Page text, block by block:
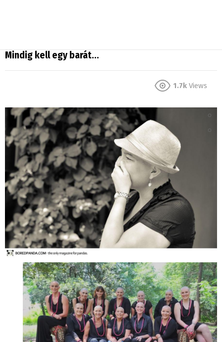
Mindig kell egy barát…
1.7k Views